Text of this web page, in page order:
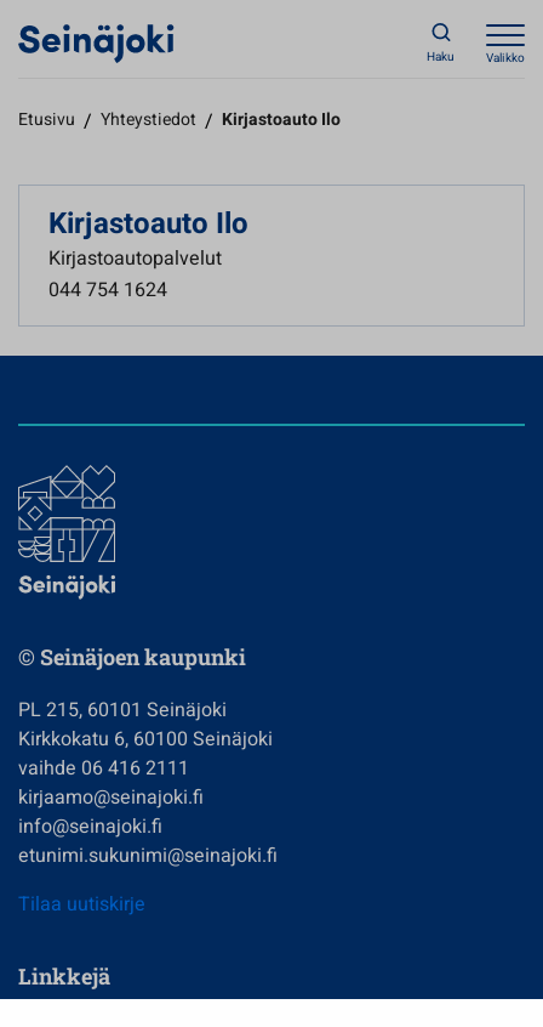
Haku Valikko
Etusivu / Yhteystiedot / Kirjastoauto Ilo
Kirjastoauto Ilo
Kirjastoautopalvelut
044 754 1624
© Seinäjoen kaupunki
PL 215, 60101 Seinäjoki
Kirkkokatu 6, 60100 Seinäjoki
vaihde 06 416 2111
kirjaamo@seinajoki.fi
info@seinajoki.fi
etunimi.sukunimi@seinajoki.fi
Tilaa uutiskirje
Linkkejä